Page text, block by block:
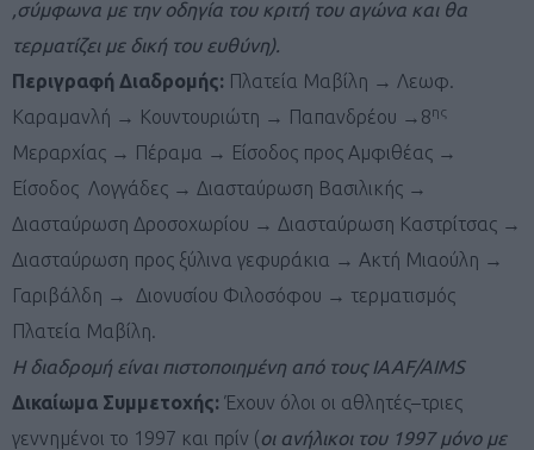
,σύμφωνα με την οδηγία του κριτή του αγώνα και θα
τερματίζει με δική του ευθύνη).
Περιγραφή Διαδρομής: Πλατεία Μαβίλη → Λεωφ.
Καραμανλή → Κουντουριώτη → Παπανδρέου →8ης
Μεραρχίας → Πέραμα → Είσοδος προς Αμφιθέας →
Είσοδος Λογγάδες → Διασταύρωση Βασιλικής →
Διασταύρωση Δροσοχωρίου → Διασταύρωση Καστρίτσας →
Διασταύρωση προς ξύλινα γεφυράκια → Ακτή Μιαούλη →
Γαριβάλδη → Διονυσίου Φιλοσόφου → τερματισμός
Πλατεία Μαβίλη.
Η διαδρομή είναι πιστοποιημένη από τους IAAF/AIMS
Δικαίωμα Συμμετοχής: Έχουν όλοι οι αθλητές–τριες
γεννημένοι το 1997 και πρίν (οι ανήλικοι του 1997 μόνο με